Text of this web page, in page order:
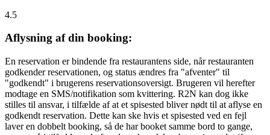
4.5
Aflysning af din booking:
En reservation er bindende fra restaurantens side, når restauranten
godkender reservationen, og status ændres fra "afventer" til
"godkendt" i brugerens reservationsoversigt. Brugeren vil herefter
modtage en SMS/notifikation som kvittering. R2N kan dog ikke
stilles til ansvar, i tilfælde af at et spisested bliver nødt til at aflyse en
godkendt reservation. Dette kan ske hvis et spisested ved en fejl
laver en dobbelt booking, så de har booket samme bord to gange,